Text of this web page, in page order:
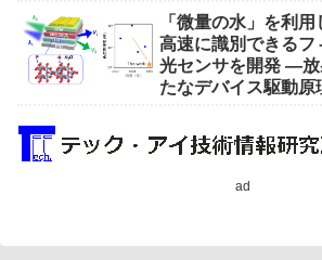
「微量の水」を利
高速に識別できるフ
光センサを開発 ―
たなデバイス駆動
ad